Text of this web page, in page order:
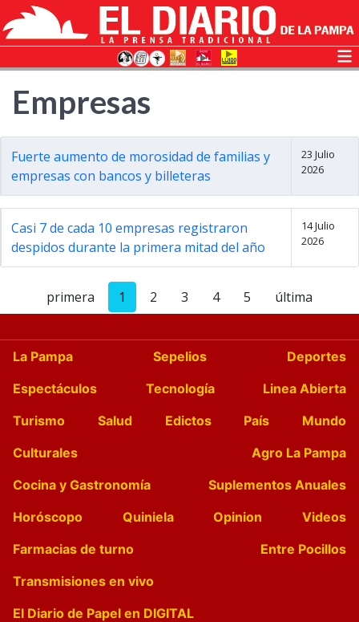
Empresas
Fuerte aumento de morosidad de familias y
empresas con bancos y billeteras
23 Julio
2026
Casi 7 de cada 10 empresas registraron
despidos durante la primera mitad del año
14 Julio
2026
primera 1 2 3 4 5 última
La Pampa Sepelios
Deportes
Espectáculos
Tecnología
Linea Abierta
Turismo
Salud Edictos País
Mundo
Culturales
Agro La Pampa
Cocina y Gastronomía
Suplementos Anuales
Horóscopo
Quiniela Opinion
Videos
Farmacias de turno
Entre Pocillos
Transmisiones en vivo
El Diario de Papel en DIGITAL